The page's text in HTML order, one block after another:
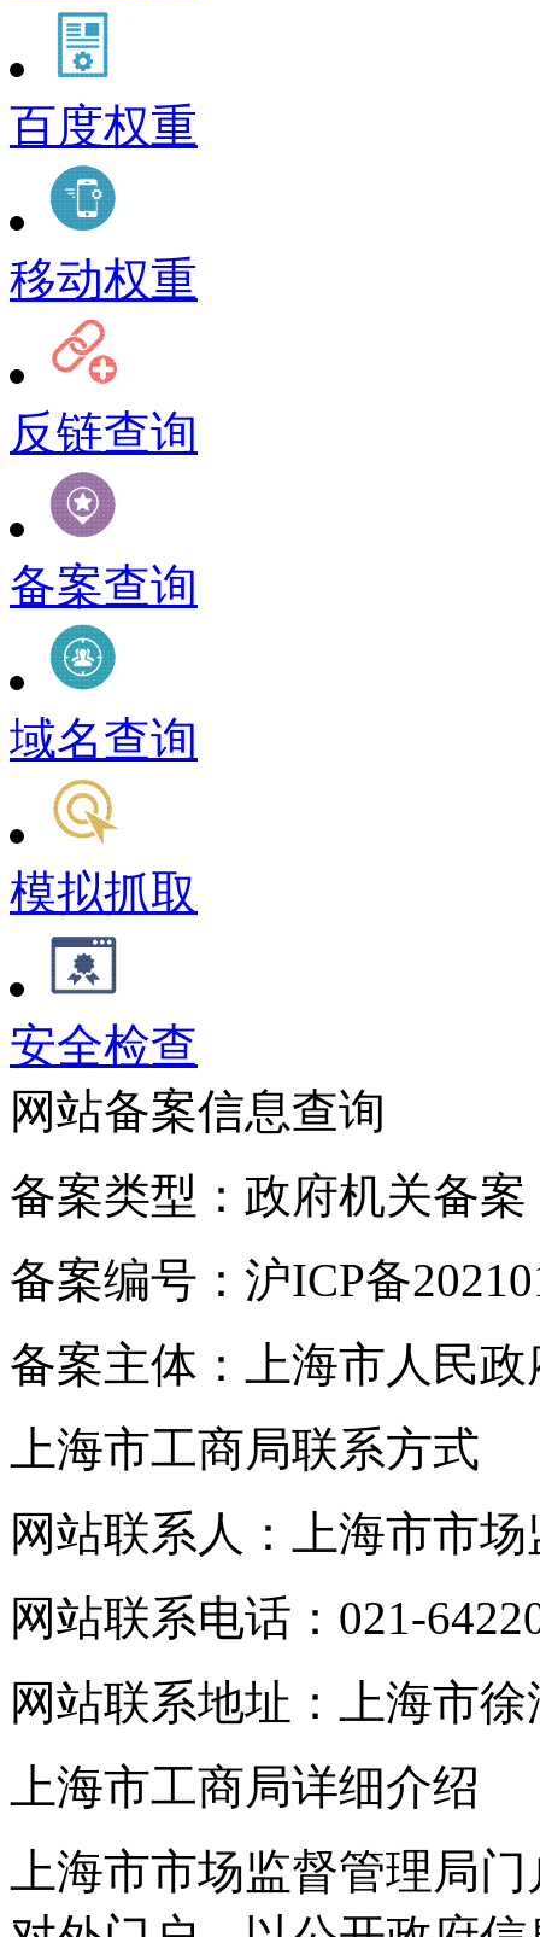
百度权重
移动权重
反链查询
备案查询
域名查询
模拟抓取
安全检查
网站备案信息查询
备案类型：政府机关备案
备案编号：沪ICP备
备案主体：上海市人民
上海市工商局联系方式
网站联系人：上海市市
网站联系电话：021-
网站联系地址：上海市
上海市工商局详细介绍
上海市市场监督管理局